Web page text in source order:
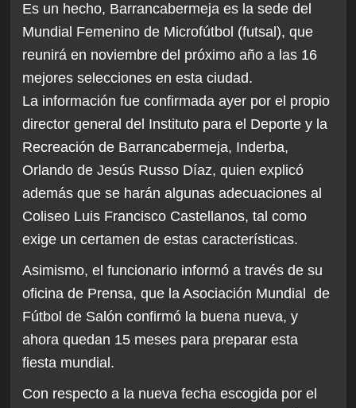
Es un hecho, Barrancabermeja es la sede del
Mundial Femenino de Microfútbol (futsal), que
reunirá en noviembre del próximo año a las 16
mejores selecciones en esta ciudad.
La información fue confirmada ayer por el propio
director general del Instituto para el Deporte y la
Recreación de Barrancabermeja, Inderba,
Orlando de Jesús Russo Díaz, quien explicó
además que se harán algunas adecuaciones al
Coliseo Luis Francisco Castellanos, tal como
exige un certamen de estas características.
Asimismo, el funcionario informó a través de su
oficina de Prensa, que la Asociación Mundial de
Fútbol de Salón confirmó la buena nueva, y
ahora quedan 15 meses para preparar esta
fiesta mundial.
Con respecto a la nueva fecha escogida por el